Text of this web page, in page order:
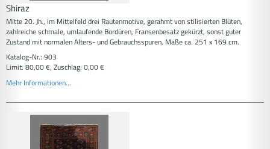
Shiraz
Mitte 20. Jh., im Mittelfeld drei Rautenmotive, gerahmt von stilisierten Blüten,
zahlreiche schmale, umlaufende Bordüren, Fransenbesatz gekürzt, sonst guter
Zustand mit normalen Alters- und Gebrauchsspuren, Maße ca. 251 x 169 cm.
Katalog-Nr.: 903
Limit: 80,00 €, Zuschlag: 0,00 €
Mehr Informationen...